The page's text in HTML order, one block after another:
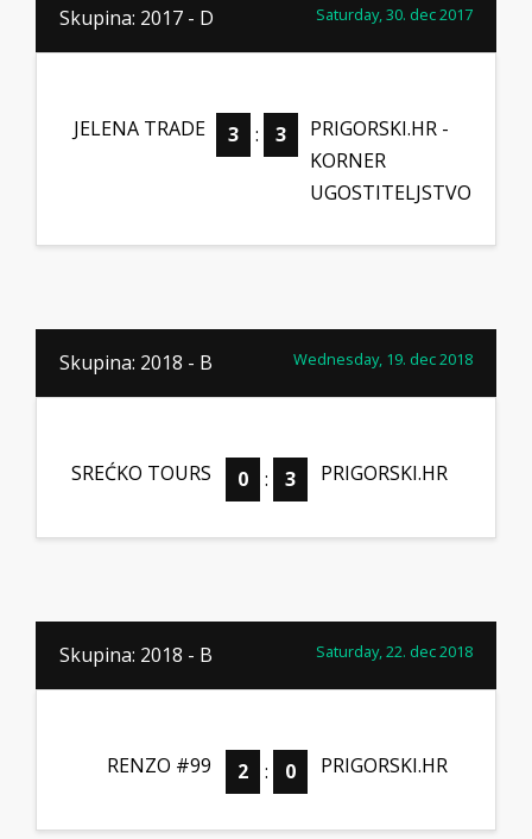
Skupina: 2017 - D Saturday, 30. dec 2017
JELENA TRADE 3 : 3
PRIGORSKI.HR -
KORNER
UGOSTITELJSTVO
Skupina: 2018 - B Wednesday, 19. dec 2018
SREĆKO TOURS 0 : 3 PRIGORSKI.HR
Skupina: 2018 - B Saturday, 22. dec 2018
RENZO #99 2 : 0 PRIGORSKI.HR